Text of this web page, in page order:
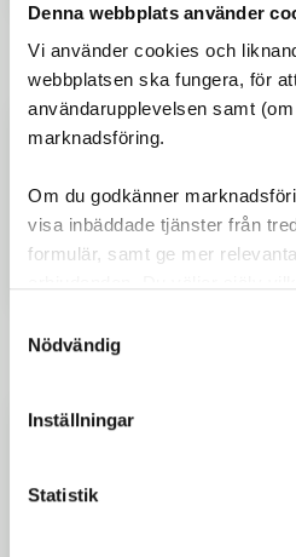
Denna webbplats använder
Vi använder cookies och
webbplatsen ska fungera, för
användarupplevelsen samt
marknadsföring.
Om du godkänner
visa inbäddade tjänster från
formulär, samt ge mer
Nödvändig
Inställningar
Statistik
plastring för
199kr